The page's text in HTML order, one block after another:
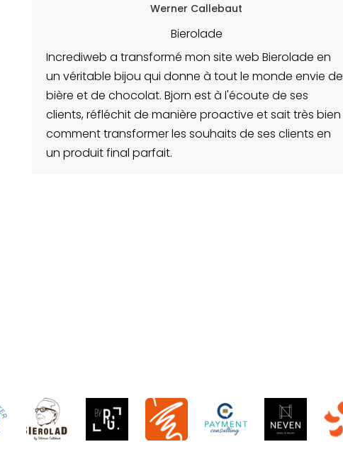
Werner Callebaut
Bierolade
Incrediweb a transformé mon site web Bierolade en
un véritable bijou qui donne à tout le monde envie de
bière et de chocolat. Bjorn est à l'écoute de ses
clients, réfléchit de manière proactive et sait très bien
comment transformer les souhaits de ses clients en
un produit final parfait.